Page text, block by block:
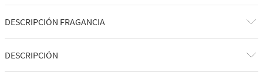
DESCRIPCIÓN FRAGANCIA
A qué huele: una celebración dulce y reconfortante.
DESCRIPCIÓN